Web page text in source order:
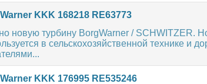
KKK 168218 RE63773
новую турбину BorgWarner / SCHWITZER.
в сельскохозяйственной технике и
KKK 176995 RE535246